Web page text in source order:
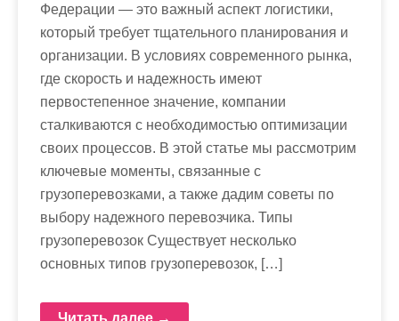
Федерации — это важный аспект логистики,
который требует тщательного планирования и
организации. В условиях современного рынка,
где скорость и надежность имеют
первостепенное значение, компании
сталкиваются с необходимостью оптимизации
своих процессов. В этой статье мы рассмотрим
ключевые моменты, связанные с
грузоперевозками, а также дадим советы по
выбору надежного перевозчика. Типы
грузоперевозок Существует несколько
основных типов грузоперевозок, […]
Читать далее →